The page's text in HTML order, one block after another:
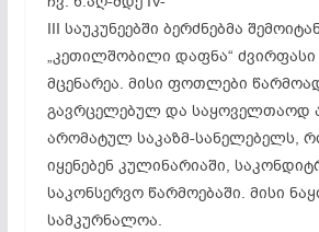
III საუკუნეებში ბერძნებმა
„კეთილშობილი დაფნა“
მცენარეა. მისი ფოთლები
გავრცელებულ და საყოველთაოდ
არომატულ საკაზმ-სანელებელს,
იყენებენ კულინარიაში,
საკონსერვო წარმოებაში. მისი
სამკურნალოა.